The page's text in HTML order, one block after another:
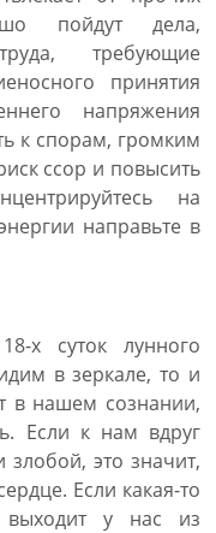
пойдут дела,
требующие
принятия
напряжения
к спорам, громким
ссор и повысить
на
направьте в
х суток лунного
в зеркале, то и
в нашем сознании,
Если к нам вдруг
злобой, это значит,
Если какая-то
выходит у нас из